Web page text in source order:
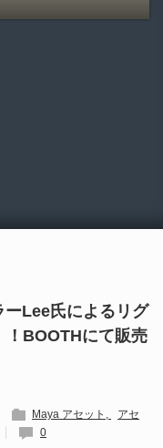
Lee氏によるリグ
！BOOTHにて販売
Maya アセット
アセ
0